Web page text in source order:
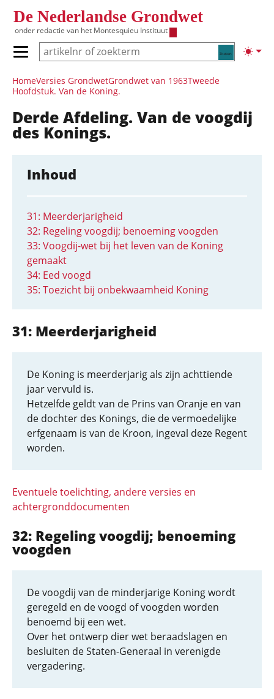
De Nederlandse Grondwet
onder redactie van het Montesquieu Instituut
Zoeken
Primair menu tonen/verbergen
Hoofdnavigatie
HomeVersies GrondwetGrondwet van 1963Tweede
Hoofdstuk. Van de Koning.
Derde Afdeling. Van de voogdij
des Konings.
Inhoud
31: Meerderjarigheid
32: Regeling voogdij; benoeming voogden
33: Voogdij-wet bij het leven van de Koning
gemaakt
34: Eed voogd
35: Toezicht bij onbekwaamheid Koning
31: Meerderjarigheid
De Koning is meerderjarig als zijn achttiende
jaar vervuld is.
Hetzelfde geldt van de Prins van Oranje en van
de dochter des Konings, die de vermoedelijke
erfgenaam is van de Kroon, ingeval deze Regent
worden.
Eventuele toelichting, andere versies en
achtergronddocumenten
32: Regeling voogdij; benoeming
voogden
De voogdij van de minderjarige Koning wordt
geregeld en de voogd of voogden worden
benoemd bij een wet.
Over het ontwerp dier wet beraadslagen en
besluiten de Staten-Generaal in verenigde
vergadering.